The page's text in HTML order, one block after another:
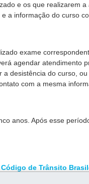
e os que realizarem
a informação do curso
exame
agendar atendimento
desistência do curso,
com a mesma
anos. Após esse
Código de Trânsito